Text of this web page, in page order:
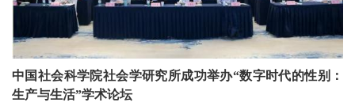
中国社会科学院社会学研究所成功举办“数字时代的性别：
生产与生活”学术论坛